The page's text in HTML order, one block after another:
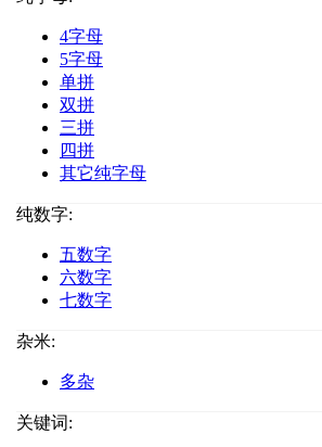
4字母
5字母
单拼
双拼
三拼
四拼
其它纯字母
纯数字:
五数字
六数字
七数字
杂米:
多杂
关键词: